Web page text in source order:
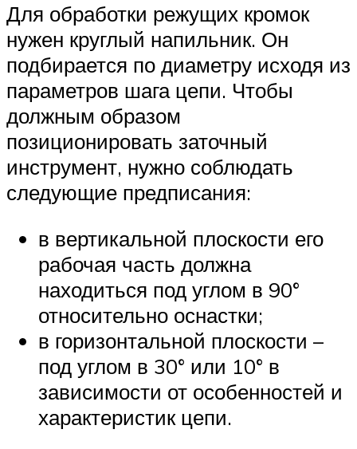
Для обработки режущих кромок
нужен круглый напильник. Он
подбирается по диаметру исходя из
параметров шага цепи. Чтобы
должным образом
позиционировать заточный
инструмент, нужно соблюдать
следующие предписания:
в вертикальной плоскости его
рабочая часть должна
находиться под углом в 90°
относительно оснастки;
в горизонтальной плоскости –
под углом в 30° или 10° в
зависимости от особенностей и
характеристик цепи.